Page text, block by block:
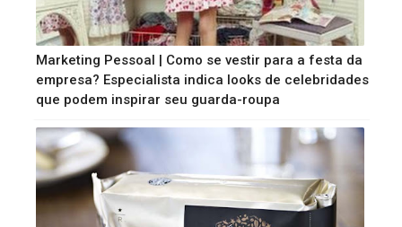
Marketing Pessoal | Como se vestir para a festa da
empresa? Especialista indica looks de celebridades
que podem inspirar seu guarda-roupa